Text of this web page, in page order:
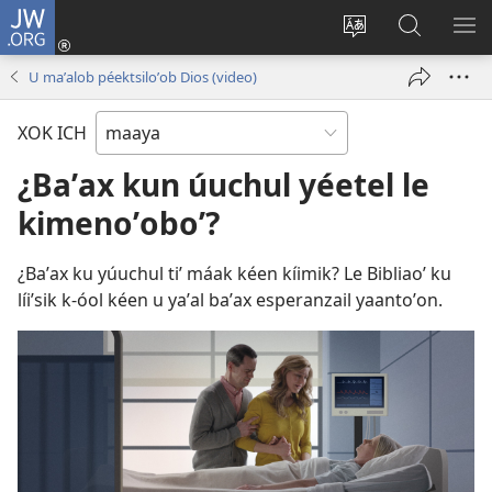
JW.ORG
Kʼex
idiomail
Ooken
new
Kaaxan
teʼ
jw.org
U maʼalob péektsiloʼob Dios (video)
XOK ICH
¿Baʼax kun úuchul yéetel le
kimenoʼoboʼ?
¿Baʼax ku yúuchul tiʼ máak kéen kíimik? Le Bibliaoʼ ku
líiʼsik k-óol kéen u yaʼal baʼax esperanzail yaantoʼon.